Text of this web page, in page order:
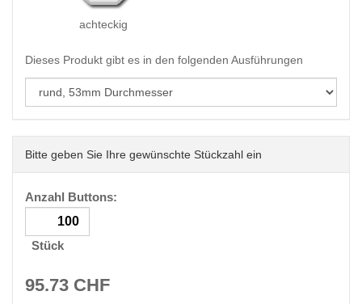
achteckig
Dieses Produkt gibt es in den folgenden Ausführungen
Bitte geben Sie Ihre gewünschte Stückzahl ein
Anzahl Buttons:
Stück
95.73 CHF